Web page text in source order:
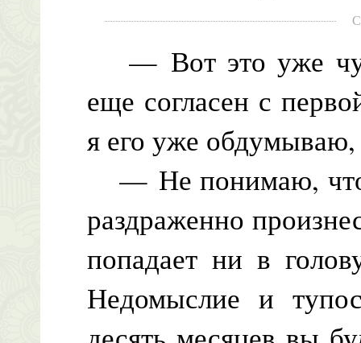
— Вот это уже
еще согласен с
я его уже
— Не понимаю,
раздраженно
попадает ни в
Недомыслие и